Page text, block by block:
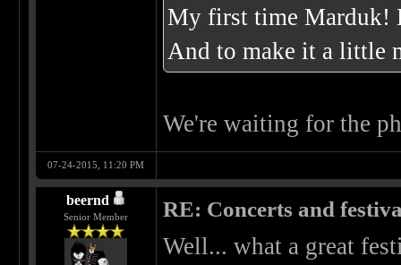
My first time Marduk!
And to make it a little
We're waiting for the
07-24-2015, 11:20 PM
beernd
Senior Member RE: Concerts and
Well... what a great